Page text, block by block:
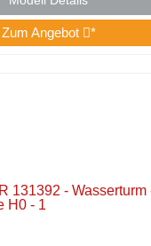
Zum Angebot *